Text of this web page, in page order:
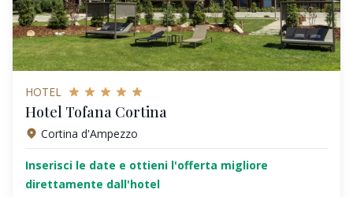
HOTEL
Hotel Tofana Cortina
Cortina d'Ampezzo
Inserisci le date e ottieni l'offerta migliore
direttamente dall'hotel